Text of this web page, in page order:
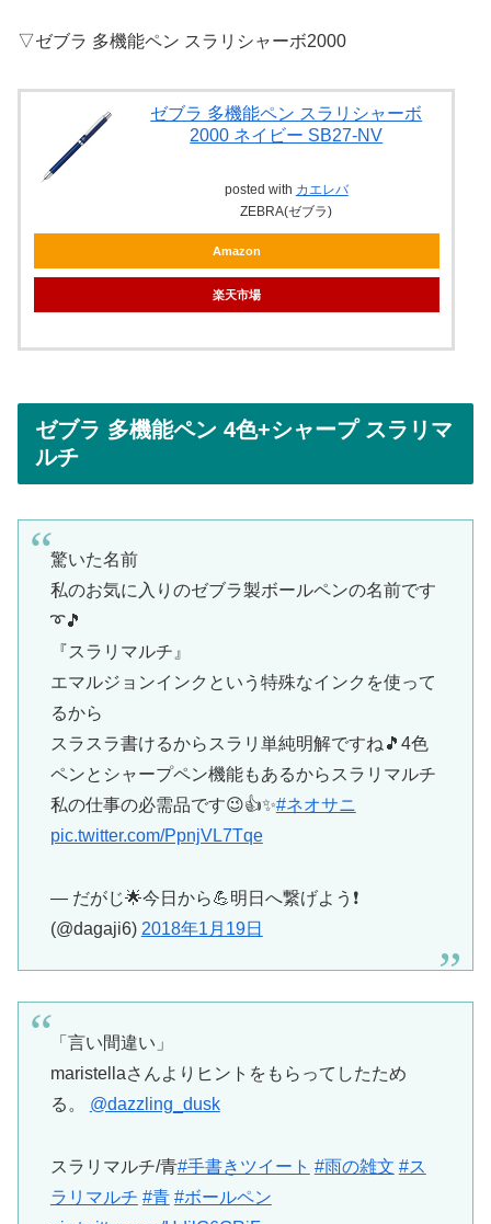
▽ゼブラ 多機能ペン スラリシャーボ2000
ゼブラ 多機能ペン スラリシャーボ
2000 ネイビー SB27-NV
posted with カエレバ
ZEBRA(ゼブラ)
Amazon
楽天市場
ゼブラ 多機能ペン 4色+シャープ スラリマ
ルチ
驚いた名前
私のお気に入りのゼブラ製ボールペンの名前です
➰🎵
『スラリマルチ』
エマルジョンインクという特殊なインクを使って
るから
スラスラ書けるからスラリ単純明解ですね🎵4色
ペンとシャープペン機能もあるからスラリマルチ
私の仕事の必需品です😉👍✨#ネオサニ
pic.twitter.com/PpnjVL7Tqe
— だがじ🌟今日から💪明日へ繋げよう❗
(@dagaji6) 2018年1月19日
「言い間違い」
maristellaさんよりヒントをもらってしたため
る。 @dazzling_dusk
スラリマルチ/青#手書きツイート #雨の雑文 #ス
ラリマルチ #青 #ボールペン